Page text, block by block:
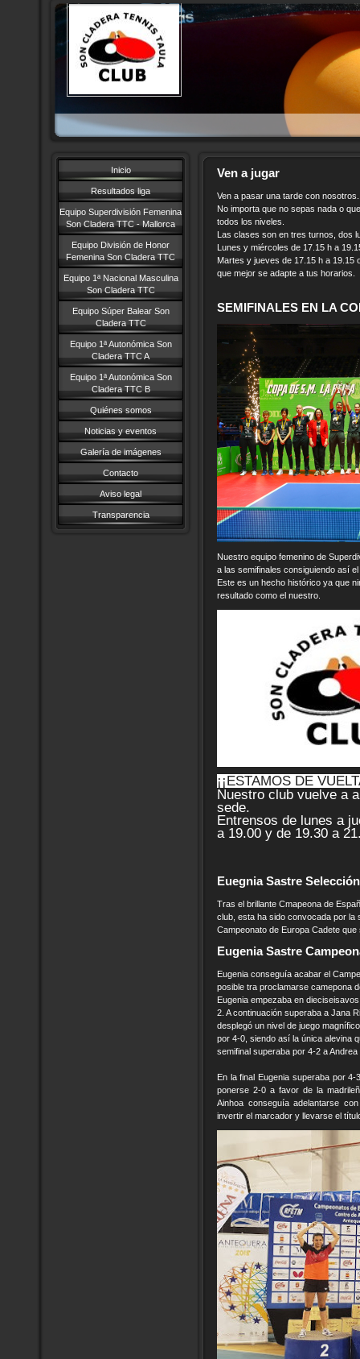
Inicio
Resultados liga
Equipo Superdivisión Femenina
Son Cladera TTC - Mallorca
Equipo División de Honor
Femenina Son Cladera TTC
Equipo 1ª Nacional Masculina
Son Cladera TTC
Equipo Súper Balear Son
Cladera TTC
Equipo 1ª Autonómica Son
Cladera TTC A
Equipo 1ª Autonómica Son
Cladera TTC B
Quiénes somos
Noticias y eventos
Galería de imágenes
Contacto
Aviso legal
Transparencia
Ven a jugar
Ven a pasar una tarde con nosotros.
No importa que no sepas nada o
todos los niveles.
Las clases son en tres turnos, dos
Lunes y miércoles de 17.15 h a
Martes y jueves de 17.15 h a 19.15
que mejor se adapte a tus horarios.
SEMIFINALES EN LA
Nuestro equipo femenino de
a las semifinales consiguiendo así
Este es un hecho histórico ya que
resultado como el nuestro.
¡¡ESTAMOS DE
Nuestro club vuelve a
sede.
Entrensos de lunes a
a 19.00 y de 19.30 a
Euegnia Sastre
Tras el brillante Cmapeona de
club, esta ha sido convocada por la
Campeonato de Europa Cadete
Eugenia Sastre
Eugenia conseguía acabar el
posible tra proclamarse camepona
Eugenia empezaba en
2. A continuación superaba a Jana
desplegó un nivel de juego
por 4-0, siendo así la única alevina
semifinal superaba por 4-2 a
En la final Eugenia superaba por
ponerse 2-0 a favor de la
Ainhoa conseguía adelantarse
invertir el marcador y llevarse el